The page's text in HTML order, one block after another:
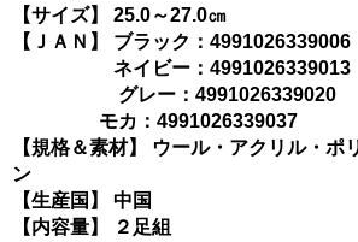
【サイズ】 25.0～27.0㎝
【ＪＡＮ】 ブラック：4991026339006
ネイビー：4991026339013
グレー：4991026339020
モカ：4991026339037
【規格＆素材】 ウール・アクリル・ポ
ン
【生産国】 中国
【内容量】 ２足組